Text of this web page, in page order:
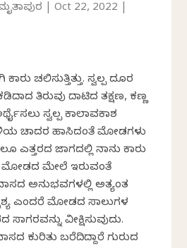
|Oct 22, 2022
ಚಲಿಸುತ್ತಿತ್ತು. ಸ್ವಲ್ಪ ದೂರ
ತಿರುವು ದಾಟಿದ ತಕ್ಷಣ, ಕಣ್ಣ
ಸ್ವಲ್ಪ ಕಾಲಾವಕಾಶ
ಚಾದರ ಹಾಸಿದಂತೆ ಮೋಡಗಳು
ಎತ್ತರದ ಜಾಗದಲ್ಲಿ ನಾನು ಕಾರು
ಮೋಡದ ಮೇಲೆ ಇರುವಂತೆ
ಅನುಭವಗಳಲ್ಲಿ ಅತ್ಯಂತ
ಎಂದರೆ ಮೋಡದ ಸಾಲುಗಳ
ವೀಕ್ಷಿಸುವುದು.
ಕುರಿತು ಬರೆದಿದ್ದಾರೆ ಗುರುದತ್